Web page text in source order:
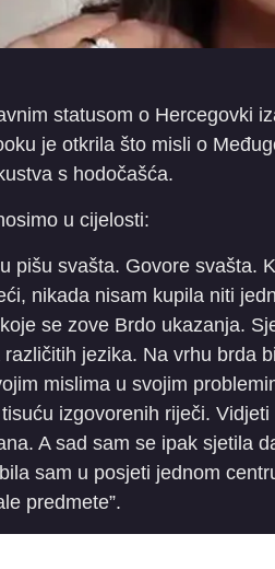
statusom o Hercegovki
je otkrila što misli o
s hodočašća.
u cijelosti:
pišu svašta. Govore svašta.
nikada nisam kupila niti
se zove Brdo ukazanja.
jezika. Na vrhu brda
mislima u svojim
izgovorenih riječi.
A sad sam se ipak sjetila
sam u posjeti jednom
predmete”.